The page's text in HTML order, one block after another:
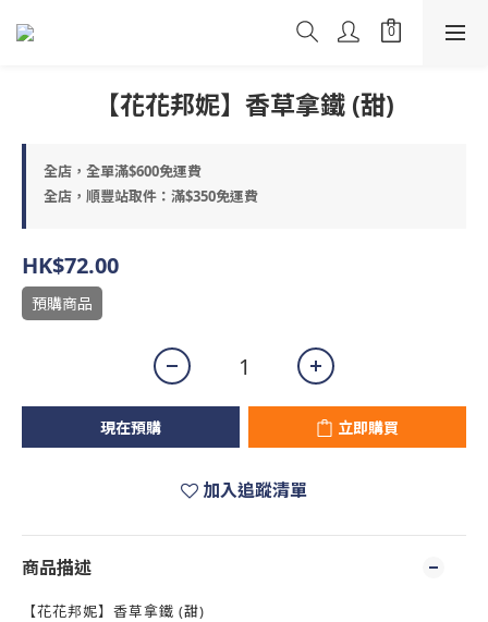
【花花邦妮】香草拿鐵 (甜)
全店，全單滿$600免運費
全店，順豐站取件：滿$350免運費
HK$72.00
預購商品
現在預購 立即購買
加入追蹤清單
商品描述
【花花邦妮】香草拿鐵 (甜)